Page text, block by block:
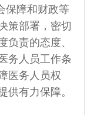
保障和财政等
策部署，密切
负责的态度、
务人员工作条
医务人员权
供有力保障。